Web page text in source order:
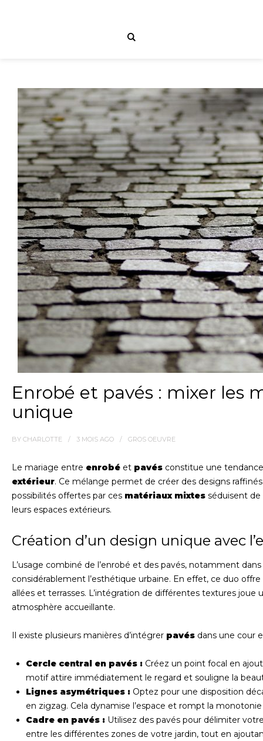
Enrobé et pavés : mixer les
unique
BY CHARLOTTE 3 MOIS AGO GROS OEUVRE
Le mariage entre enrobé et pavés constitue une
extérieur. Ce mélange permet de créer des designs
possibilités offertes par ces matériaux mixtes séduisent de
leurs espaces extérieurs.
Création d’un design unique avec
L’usage combiné de l’enrobé et des pavés, notamment
considérablement l’esthétique urbaine. En effet, ce duo
allées et terrasses. L’intégration de différentes textures
atmosphère accueillante.
Il existe plusieurs manières d’intégrer pavés dans une cour
Cercle central en pavés : Créez un point focal en
motif attire immédiatement le regard et souligne la
Lignes asymétriques : Optez pour une disposition
en zigzag. Cela dynamise l’espace et rompt la
Cadre en pavés : Utilisez des pavés pour délimiter
entre les différentes zones de votre jardin, tout en